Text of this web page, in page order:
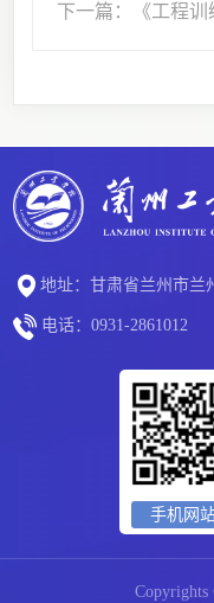
下一篇：《工程训
地址：甘肃省兰州市兰
电话：0931-2861012
手机网
Copyrights